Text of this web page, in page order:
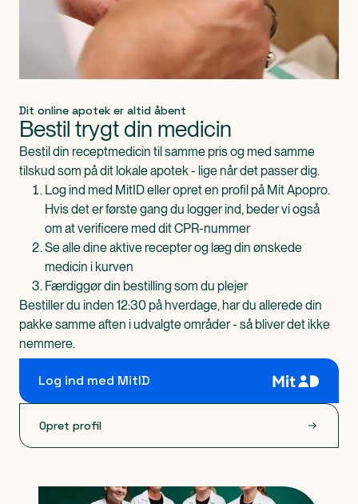
Dit online apotek er altid åbent
Bestil trygt din medicin
Bestil din receptmedicin til samme pris og med samme
tilskud som på dit lokale apotek - lige når det passer dig.
Log ind med MitID eller opret en profil på Mit Apopro.
Hvis det er første gang du logger ind, beder vi også
om at verificere med dit CPR-nummer
Se alle dine aktive recepter og læg din ønskede
medicin i kurven
Færdiggør din bestilling som du plejer
Bestiller du inden 12:30 på hverdage, har du allerede din
pakke samme aften i udvalgte områder - så bliver det ikke
nemmere.
Log ind med MitID
Opret profil